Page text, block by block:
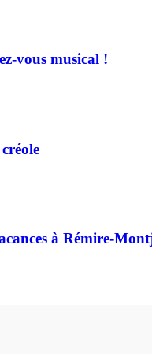
vous musical !
à Rémire-